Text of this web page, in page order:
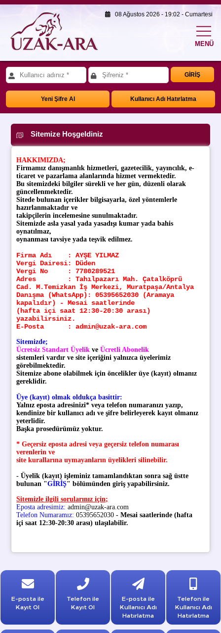
08 Ağustos 2026 - 19:02 - Cumartesi
MENÜ
GİRİŞ
Yeni Şifre Al Kullanıcı Adı Hatırlatma
Sitemize Hoşgeldiniz
HAKKIMIZDA;
Firmamız danışmanlık hizmetleri, gazetecilik, yayıncılık, e-
ticaret ve pazarlama alanlarında hizmet vermektedir.
Bu sitemizdeki bilgiler sürekli ve her gün, düzenli olarak
güncellenmektedir.
Sitede bulunan içerikler bilgisayarla, özel yöntemlerle
hazırlanmaktadır ve
takipçilerin incelemesine sunulmaktadır.
Sitemizde asla yasal yada yasadışı kumar yada bahis
oynatılmaz,
oynanması tavsiye yada teşvik edilmez.
Firma Adı : AYŞE YILMAZ
Vergi Dairesi: Düden
Vergi No : 7780289521
Adres : Tahılpazarı Mah. Çatalköprü
Cad. M.Temizkan İş Merkezi, Muratpaşa/Antalya
Danışma (WhatsApp): 05395652030 (Aramaya
kapalıdır) - Mesai saatlerinde
(hafta içi saat 12:30-20:30 arası)
yazabilirsiniz.
E-Posta : admin@uzak-ara.com
Sitemizde;
Ücretsiz Standart ÜyelikveÜcretli Abonelik
sistemleri vardır ve site içeriğini yalnızca üyelerimiz
görebilmektedir.
Sitemize abone olabilmek için öncelikler üye (kayıt) olmanız
gereklidir.
Üye (kayıt) olmak oldukça basittir:
Yalnız eposta adresinizi* veya telefon numaranızı yazıp,
kendinize bir kullanıcı adı ve şifre belirleyerek kayıt olmanız
yeterlidir.
Başka prosedürümüz yoktur.
* Geçersiz eposta adresi veya geçersiz telefon numarası
verenlerin ve
site kurallarına uymayanların üyelikleri silinebilir.
- Üyelik (kayıt) işleminiz tamamlandıktan sonra sağ üstte
bulunan "GİRİŞ" bölümünden giriş yapabilirsiniz.
Sitemizle ilgili sorularınız için;
Eposta adresimiz: admin@uzak-ara.com
Telefon Numaramız: 05395652030 - Mesai saatlerinde (hafta
içi saat 12:30-20:30 arası) ulaşılabilir.
E-posta ile
Kayıt Ol
Telefon ile
Kayıt Ol
E-posta ile
Kullanıcı Adı
Hatırlatma
Telefon ile
Kullanıcı Adı
Hatırlatma